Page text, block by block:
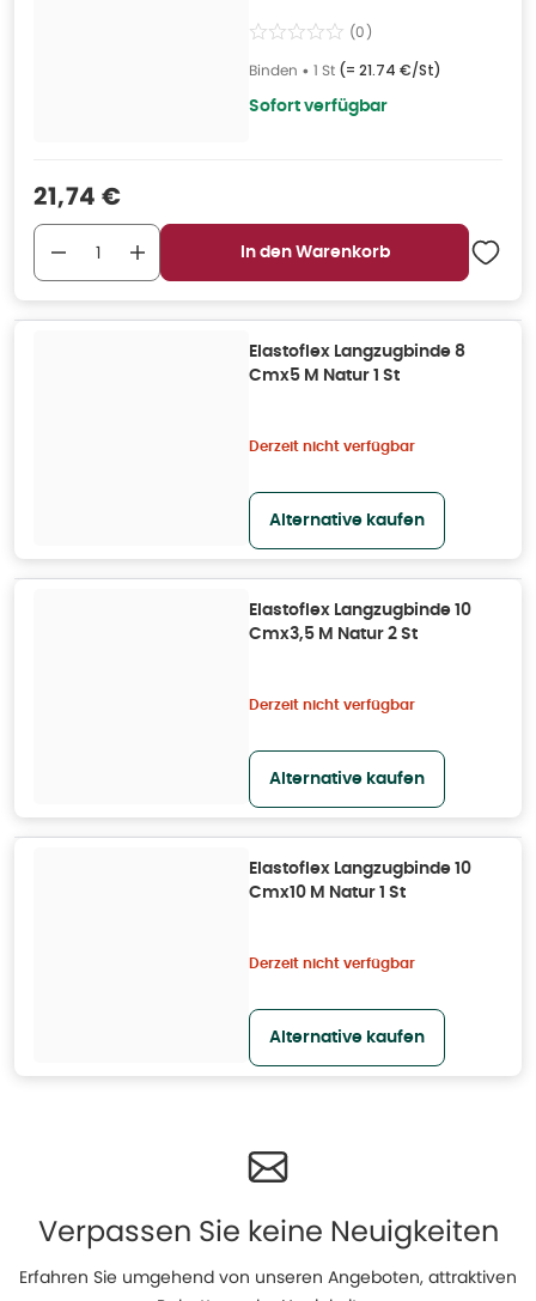
(0)
Binden • 1 St (= 21.74 €/St)
Sofort verfügbar
Verkaufspreis
21,74 €
In den Warenkorb
Elastoflex Langzugbinde 8
Cmx5 M Natur 1 St
Derzeit nicht verfügbar
Alternative kaufen
Elastoflex Langzugbinde 10
Cmx3,5 M Natur 2 St
Derzeit nicht verfügbar
Alternative kaufen
Elastoflex Langzugbinde 10
Cmx10 M Natur 1 St
Derzeit nicht verfügbar
Alternative kaufen
Verpassen Sie keine Neuigkeiten
Erfahren Sie umgehend von unseren Angeboten, attraktiven